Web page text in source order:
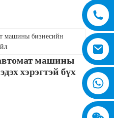
машины
хэрэгтэй бүх